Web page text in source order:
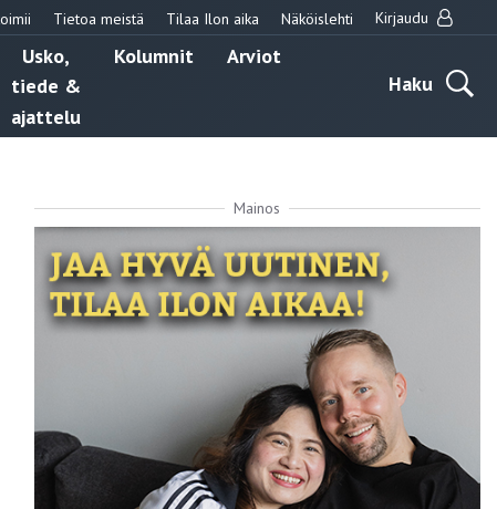
Tietoa meistä Tilaa Ilon aika Näköislehti Kirjaudu
Usko,
tiede &
ajattelu
Kolumnit
Arviot
Haku
Mainos